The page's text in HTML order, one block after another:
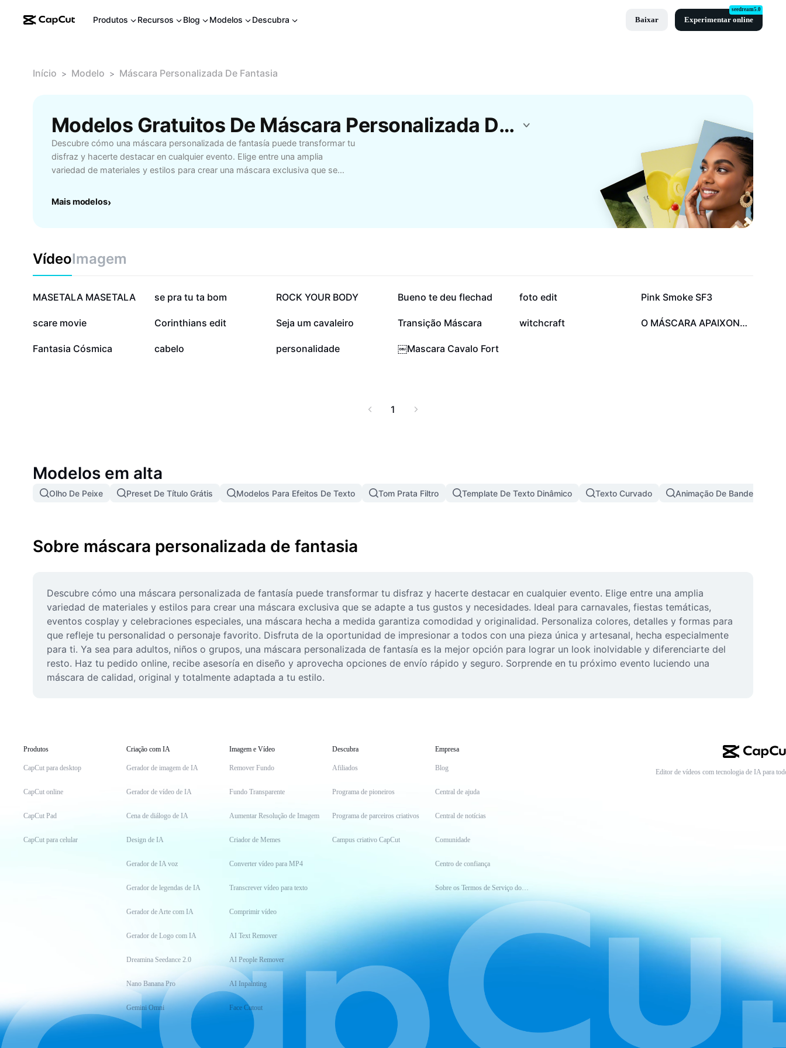
Produtos Recursos Blog Modelos Descubra Baixar Experimentar online
seedream5.0
Início > Modelo > Máscara Personalizada De Fantasia
Modelos Gratuitos De Máscara Personalizada De Fantasia Da CapCut
Descubre cómo una máscara personalizada de fantasía puede transformar tu
disfraz y hacerte destacar en cualquier evento. Elige entre una amplia
variedad de materiales y estilos para crear una máscara exclusiva que se
eventos cosplay y celebraciones especiales, una máscara hecha a medida
especialmente para ti. Ya sea para adultos, niños o grupos, una máscara
personalizada de fantasía es la mejor opción para lograr un look inolvidable y
diferenciarte del resto. Haz tu pedido online, recibe asesoría en diseño y
aprovecha opciones de envío rápido y seguro. Sorprende en tu próximo
evento luciendo una máscara de calidad, original y totalmente adaptada a tu
Mais modelos›
VídeoImagem
1 mi
MASETALA MASETALA 238 mil
se pra tu ta bom 228,6 mil
ROCK YOUR BODY 205,6 mil
Bueno te deu flechad 74,8 mil
foto edit 54,4 mil
Pink Smoke SF3
39,4 mil
scare movie 12,4 mil
Corinthians edit 4,4 mil
Seja um cavaleiro 3,1 mil
Transição Máscara 2,9 mil
witchcraft 1,1 mil O MÁSCARA APAIXONADO
964
Fantasia Cósmica 456
cabelo 2
personalidade 1
￼Mascara Cavalo Fort
1
Modelos em alta
Olho De Peixe Preset De Título Grátis Modelos Para Efeitos De Texto Tom Prata Filtro Template De Texto Dinâmico Texto Curvado Animação De Bandeira
Sobre máscara personalizada de fantasia
Descubre cómo una máscara personalizada de fantasía puede transformar tu disfraz y hacerte destacar en cualquier evento. Elige entre una amplia
variedad de materiales y estilos para crear una máscara exclusiva que se adapte a tus gustos y necesidades. Ideal para carnavales, fiestas temáticas,
eventos cosplay y celebraciones especiales, una máscara hecha a medida garantiza comodidad y originalidad. Personaliza colores, detalles y formas para
que refleje tu personalidad o personaje favorito. Disfruta de la oportunidad de impresionar a todos con una pieza única y artesanal, hecha especialmente
para ti. Ya sea para adultos, niños o grupos, una máscara personalizada de fantasía es la mejor opción para lograr un look inolvidable y diferenciarte del
resto. Haz tu pedido online, recibe asesoría en diseño y aprovecha opciones de envío rápido y seguro. Sorprende en tu próximo evento luciendo una
máscara de calidad, original y totalmente adaptada a tu estilo.
Produtos
CapCut para desktop
CapCut online
CapCut Pad
CapCut para celular
Criação com IA
Gerador de imagem de IA
Gerador de vídeo de IA
Cena de diálogo de IA
Design de IA
Gerador de IA voz
Gerador de legendas de IA
Gerador de Arte com IA
Gerador de Logo com IA
Dreamina Seedance 2.0
Nano Banana Pro
Gemini Omni
Imagem e Vídeo
Remover Fundo
Fundo Transparente
Aumentar Resolução de Imagem
Criador de Memes
Converter vídeo para MP4
Transcrever vídeo para texto
Comprimir vídeo
AI Text Remover
AI People Remover
AI Inpainting
Face Cutout
Descubra
Afiliados
Programa de pioneiros
Programa de parceiros criativos
Campus criativo CapCut
Empresa
Blog
Central de ajuda
Central de notícias
Comunidade
Centro de confiança
Sobre os Termos de Serviço do CapCut
Editor de vídeos com tecnologia de IA para